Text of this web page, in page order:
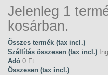
Jelenleg 1
kosárban.
Összes termék (tax incl.)
Szállítás összesen (tax incl.)
Adó 0 Ft‎
Összesen (tax incl.)